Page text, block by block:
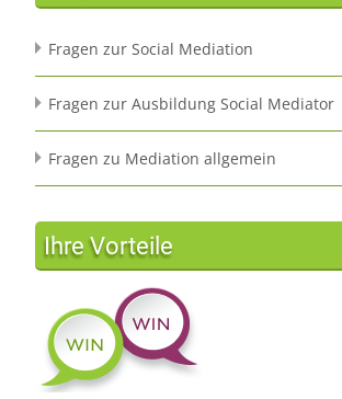
Fragen zur Social Mediation
Fragen zur Ausbildung Social Mediator
Fragen zu Mediation allgemein
Ihre Vorteile